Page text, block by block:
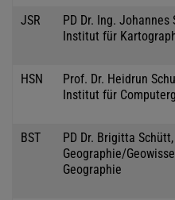
JSR
PD Dr. Ing.
Institut für
HSN
Prof. Dr. Heidrun
Institut für
BST
PD Dr. Brigitta
Geographie/
Geographie